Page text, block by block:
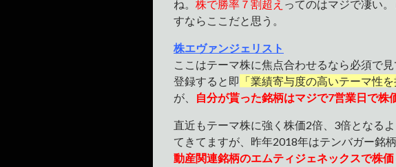
ね。 株で勝率７割超え ってのはマジで凄い
すならここだと思う。
株エヴァンジェリスト
ここはテーマ株に焦点合わせるなら必須で見
登録すると即 「業績寄与度の高いテーマ性を
が、
自分が貰った銘柄はマジで7営業日で株
直近もテーマ株に強く株価2倍、3倍となる
てきてますが、昨年2018年はテンバガー銘
動産関連銘柄のエムティジェネックスで株価